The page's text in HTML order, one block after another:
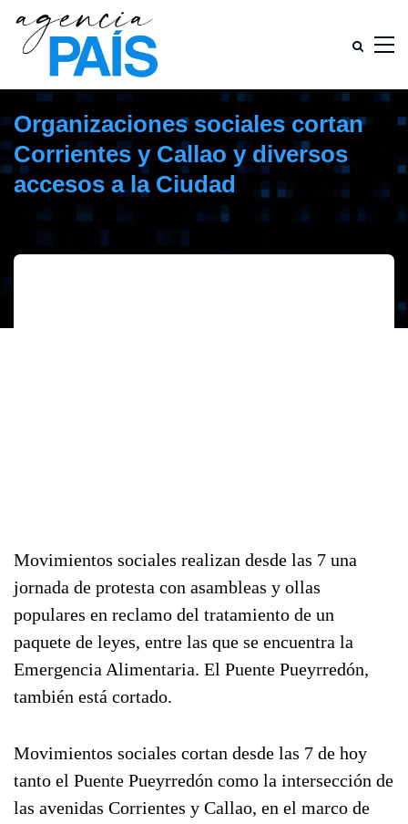
Organizaciones sociales cortan
Corrientes y Callao y diversos
accesos a la Ciudad
Movimientos sociales realizan desde las 7 una
jornada de protesta con asambleas y ollas
populares en reclamo del tratamiento de un
paquete de leyes, entre las que se encuentra la
Emergencia Alimentaria. El Puente Pueyrredón,
también está cortado.
Movimientos sociales cortan desde las 7 de hoy
tanto el Puente Pueyrredón como la intersección de
las avenidas Corrientes y Callao, en el marco de